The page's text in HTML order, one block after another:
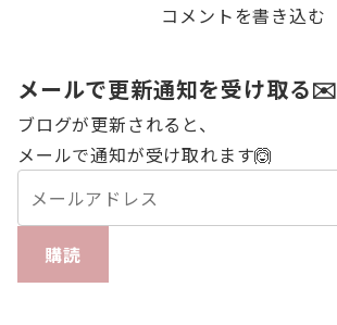
コメントを書き込む
メールで更新通知を受け取る✉️
ブログが更新されると、
メールで通知が受け取れます🙆
購読